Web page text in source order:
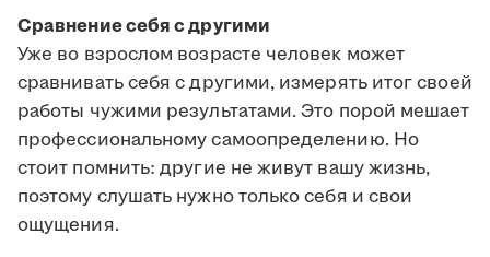
Сравнение себя с другими
Уже во взрослом возрасте человек может
сравнивать себя с другими, измерять итог своей
работы чужими результатами. Это порой мешает
профессиональному самоопределению. Но
стоит помнить: другие не живут вашу жизнь,
поэтому слушать нужно только себя и свои
ощущения.